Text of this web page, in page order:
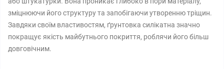
зміцнюючи його структуру та запобігаючи утворенню тріщин.
Завдяки своїм властивостям, ґрунтовка силікатна значно
покращує якість майбутнього покриття, роблячи його більш
довговічним.